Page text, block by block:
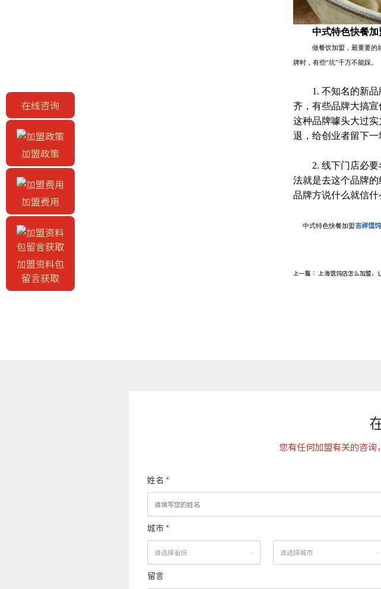
中式特色快餐加
做餐饮加盟，最重要的
牌时，有些“坑”千万不能踩。
1. 不知名的新
齐，有些品牌大搞宣
这种品牌噱头大过
退，给创业者留下一
2. 线下门店必
法就是去这个品牌
品牌方说什么就信什
中式特色快餐加盟吉祥馄饨
上一篇： 上海馄饨店怎么加盟，让
您有任何加盟有关的咨询
姓名 *
城市 *
留言
在线咨询
加盟政策
加盟费用
加盟资料包
留言获取